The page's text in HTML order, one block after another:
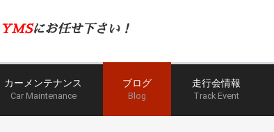
YMSにお任せ下さい！
カーメンテナンス
Car Maintenance
ブログ
Blog
走行会情報
Track Event